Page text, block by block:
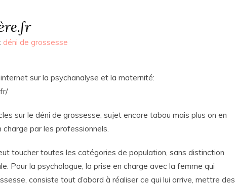
déni de grossesse
sur la psychanalyse et la maternité:
sur le déni de grossesse, sujet encore tabou mais plus on en
charge par les professionnels.
toucher toutes les catégories de population, sans distinction
Pour la psychologue, la prise en charge avec la femme qui
consiste tout d’abord à réaliser ce qui lui arrive, mettre des